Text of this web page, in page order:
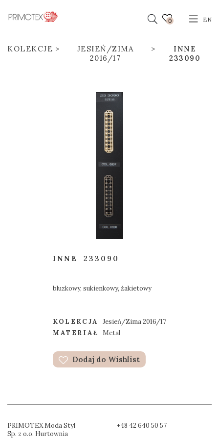
0 EN
KOLEKCJE
JESIEŃ/ZIMA
2016/17
INNE
233090
INNE 233090
bluzkowy, sukienkowy, żakietowy
KOLEKCJA
Jesień/Zima 2016/17
MATERIAŁ
Metal
Dodaj do Wishlist
PRIMOTEX Moda Styl
Sp. z o.o. Hurtownia
+48 42 640 50 57